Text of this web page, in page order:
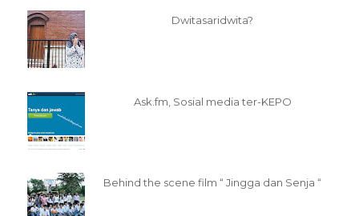
Dwitasaridwita?
Ask.fm, Sosial media ter-KEPO
Behind the scene film “ Jingga dan Senja “